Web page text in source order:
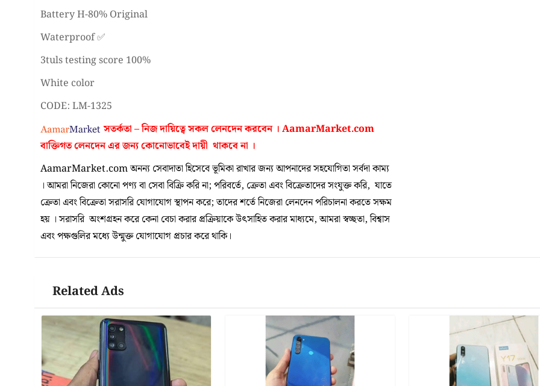
Battery H-80% Original
Waterproof ✅
3tuls testing score 100%
White color
CODE: LM-1325
সতর্কতা – নিজ দায়িত্বে সকল লেনদেন করবেন । AamarMarket.com
বাক্তিগত লেনদেন এর জন্য কোনোভাবেইদায়ী থাকবে না ।
AamarMarket.com অনন্য সেবাদাতা হিসেবে ভূমিকা রাখার জন্য আপনাদের সহযোগিতা সর্বদা কাম্য
। আমরা নিজেরা কোনো পণ্য বা সেবা বিক্রি করি না; পরিবর্তে, ক্রেতা এবং বিক্রেতাদের সংযুক্ত করি, যাতে
ক্রেতা এবং বিক্রেতা সরাসরি যোগাযোগ স্থাপন করে; তাদের শর্তে নিজেরা লেনদেন পরিচালনা করতে সক্ষম
হয় । সরাসরি অংশগ্রহন করে কেনা বেচা করার প্রক্রিয়াকে উৎসাহিত করার মাধ্যমে, আমরা স্বচ্ছতা, বিশ্বাস
এবং পক্ষগুলির মধ্যে উন্মুক্ত যোগাযোগ প্রচার করে থাকি।
Related Ads